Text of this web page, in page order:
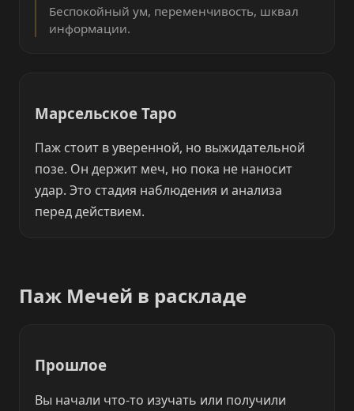
Беспокойный ум, переменчивость, шквал
информации.
Марсельское Таро
Паж стоит в уверенной, но выжидательной
позе. Он держит меч, но пока не наносит
удар. Это стадия наблюдения и анализа
перед действием.
Паж Мечей в раскладе
Прошлое
Вы начали что-то изучать или получили